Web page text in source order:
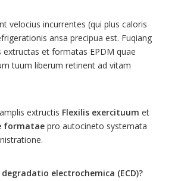
velocius incurrentes (qui plus caloris
ansa precipua est. Fuqiang
extructas et formatas EPDM quae
tuum liberum retinent ad vitam
extructis Flexilis exercituum et
formatae pro autocineto systemata
electrochemica (ECD)?